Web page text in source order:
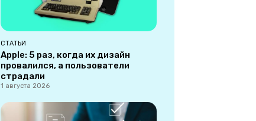
СТАТЬИ
Apple: 5 раз, когда их дизайн
провалился, а пользователи
страдали
1 августа 2026